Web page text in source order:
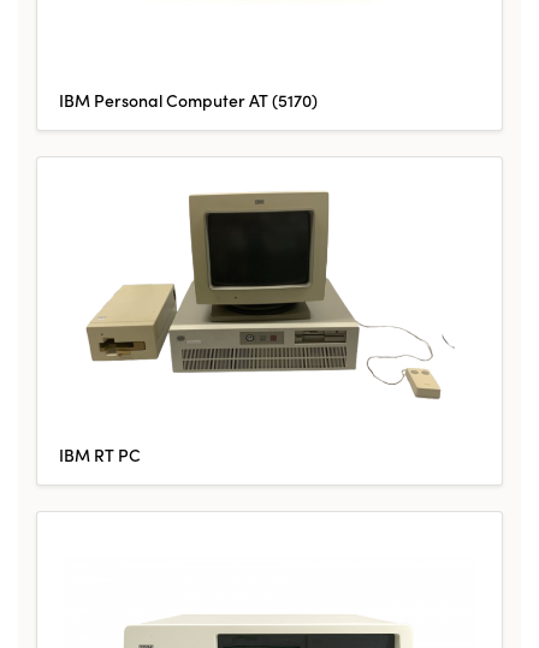
IBM Personal Computer AT (5170)
IBM RT PC